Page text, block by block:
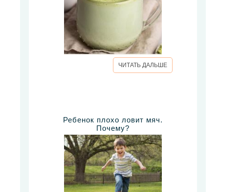
ЧИТАТЬ ДАЛЬШЕ
Ребенок плохо ловит мяч.
Почему?